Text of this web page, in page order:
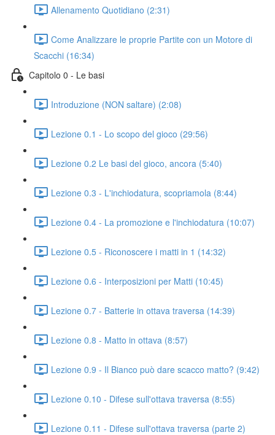
Allenamento Quotidiano (2:31)
Come Analizzare le proprie Partite con un Motore di
Scacchi (16:34)
Capitolo 0 - Le basi
Introduzione (NON saltare) (2:08)
Lezione 0.1 - Lo scopo del gioco (29:56)
Lezione 0.2 Le basi del gioco, ancora (5:40)
Lezione 0.3 - L'inchiodatura, scopriamola (8:44)
Lezione 0.4 - La promozione e l'inchiodatura (10:07)
Lezione 0.5 - Riconoscere i matti in 1 (14:32)
Lezione 0.6 - Interposizioni per Matti (10:45)
Lezione 0.7 - Batterie in ottava traversa (14:39)
Lezione 0.8 - Matto in ottava (8:57)
Lezione 0.9 - Il Bianco può dare scacco matto? (9:42)
Lezione 0.10 - Difese sull'ottava traversa (8:55)
Lezione 0.11 - Difese sull'ottava traversa (parte 2)